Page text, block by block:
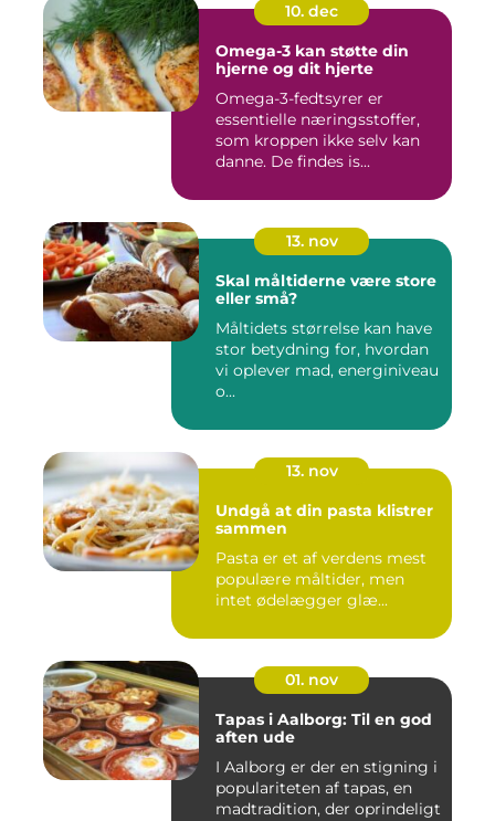
10. dec
Omega-3 kan støtte din
hjerne og dit hjerte
Omega-3-fedtsyrer er
essentielle næringsstoffer,
som kroppen ikke selv kan
danne. De findes is...
13. nov
Skal måltiderne være store
eller små?
Måltidets størrelse kan have
stor betydning for, hvordan
vi oplever mad, energiniveau
o...
13. nov
Undgå at din pasta klistrer
sammen
Pasta er et af verdens mest
populære måltider, men
intet ødelægger glæ...
01. nov
Tapas i Aalborg: Til en god
aften ude
I Aalborg er der en stigning i
populariteten af tapas, en
madtradition, der oprindeligt